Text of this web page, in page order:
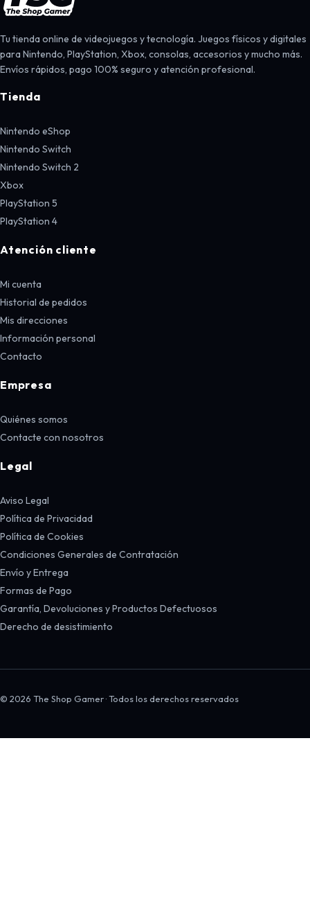
Tu tienda online de videojuegos y tecnología. Juegos físicos y digitales
para Nintendo, PlayStation, Xbox, consolas, accesorios y mucho más.
Envíos rápidos, pago 100% seguro y atención profesional.
Tienda
Nintendo eShop
Nintendo Switch
Nintendo Switch 2
Xbox
PlayStation 5
PlayStation 4
Atención cliente
Mi cuenta
Historial de pedidos
Mis direcciones
Información personal
Contacto
Empresa
Quiénes somos
Contacte con nosotros
Legal
Aviso Legal
Política de Privacidad
Política de Cookies
Condiciones Generales de Contratación
Envío y Entrega
Formas de Pago
Garantía, Devoluciones y Productos Defectuosos
Derecho de desistimiento
© 2026 The Shop Gamer · Todos los derechos reservados